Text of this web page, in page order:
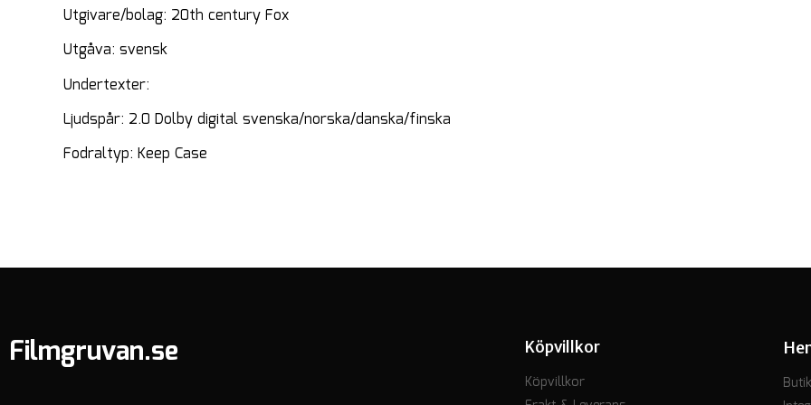
Utgivare/bolag: 20th century Fox
Utgåva: svensk
Undertexter:
Ljudspår: 2.0 Dolby digital svenska/norska/danska/finska
Fodraltyp: Keep Case
Filmgruvan.se
Köpvillkor
Köpvillkor
Butik